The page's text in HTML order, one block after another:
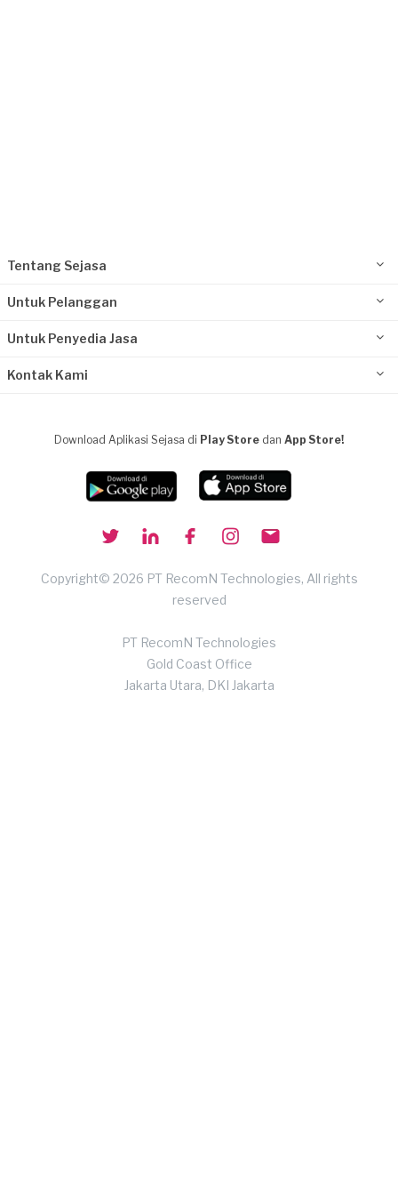
Tentang Sejasa
Untuk Pelanggan
Untuk Penyedia Jasa
Kontak Kami
Download Aplikasi Sejasa di Play Store dan App Store!
Copyright© 2026 PT RecomN Technologies, All rights
reserved
PT RecomN Technologies
Gold Coast Office
Jakarta Utara, DKI Jakarta